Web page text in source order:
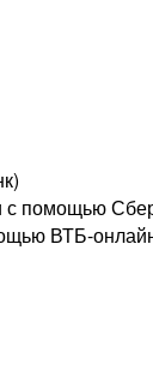
с помощью
ВТБ-